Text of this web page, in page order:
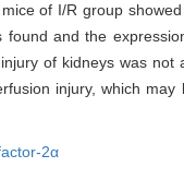
of I/R group
and the
of kidneys was not
injury, which
2α